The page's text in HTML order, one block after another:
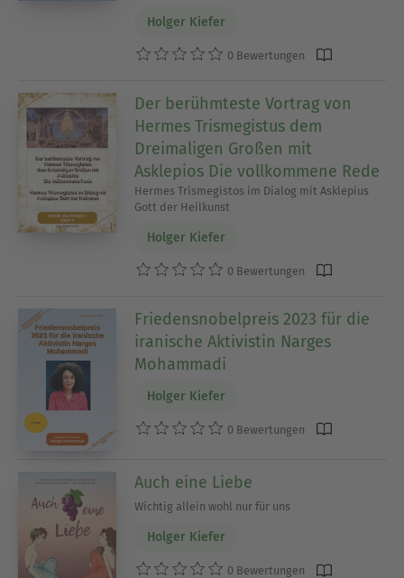
Holger Kiefer
0 Bewertungen
Der berühmteste Vortrag von
Hermes Trismegistus dem
Dreimaligen Großen mit
Asklepios Die vollkommene Rede
Hermes Trismegistos im Dialog mit Asklepius
Gott der Heilkunst
Holger Kiefer
0 Bewertungen
Friedensnobelpreis 2023 für die
iranische Aktivistin Narges
Mohammadi
Holger Kiefer
0 Bewertungen
Auch eine Liebe
Wichtig allein wohl nur für uns
Holger Kiefer
0 Bewertungen